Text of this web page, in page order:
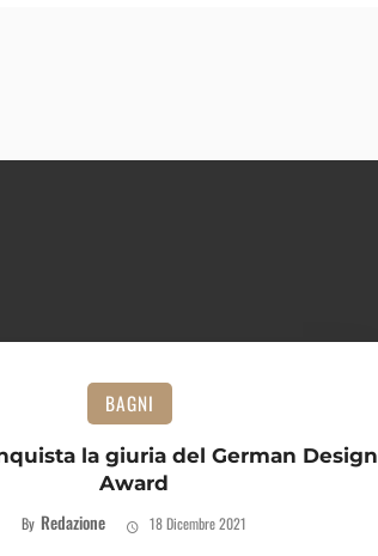
BAGNI
la giuria del German Design
Award
By Redazione 18 Dicembre 2021